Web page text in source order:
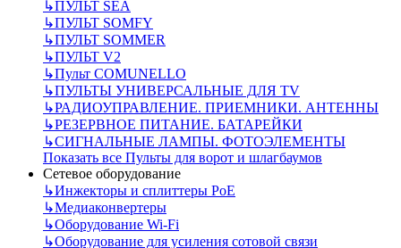
↳ПУЛЬТ SEA
↳ПУЛЬТ SOMFY
↳ПУЛЬТ SOMMER
↳ПУЛЬТ V2
↳Пульт СOMUNELLO
↳ПУЛЬТЫ УНИВЕРСАЛЬНЫЕ ДЛЯ TV
↳РАДИОУПРАВЛЕНИЕ. ПРИЕМНИКИ. АНТЕННЫ
↳РЕЗЕРВНОЕ ПИТАНИЕ. БАТАРЕЙКИ
↳СИГНАЛЬНЫЕ ЛАМПЫ. ФОТОЭЛЕМЕНТЫ
Показать все Пульты для ворот и шлагбаумов
Сетевое оборудование
↳Инжекторы и сплиттеры РоЕ
↳Медиаконвертеры
↳Оборудование Wi-Fi
↳Оборудование для усиления сотовой связи